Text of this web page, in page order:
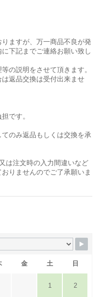
ますが、万一商品不良が発
下記までご連絡お願い致し
の説明をさせて頂きます。
返品交換は受付出来ませ
です。
のみ返品もしくは交換を承
は注文時の入力間違いなど
りませんのでご了承願いま
金 土 日
1 2